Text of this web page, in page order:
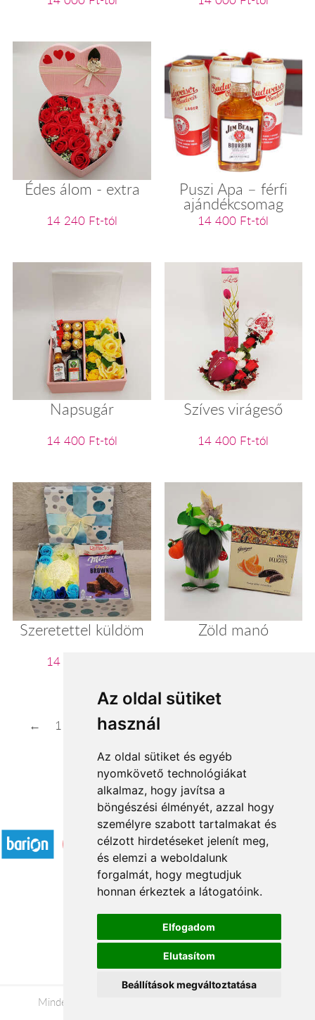
Az oldal sütiket
használ
Az oldal sütiket és egyéb
nyomkövető technológiákat
alkalmaz, hogy javítsa a
böngészési élményét, azzal hogy
személyre szabott tartalmakat és
célzott hirdetéseket jelenít meg,
és elemzi a weboldalunk
forgalmát, hogy megtudjuk
honnan érkeztek a látogatóink.
Elfogadom
Elutasítom
Beállítások megváltoztatása
Édes álom - extra
14 240 Ft-tól
Puszi Apa – férfi
ajándékcsomag
14 400 Ft-tól
Napsugár
14 400 Ft-tól
Szíves virágeső
14 400 Ft-tól
Szeretettel küldöm
14 640 Ft-tól
Zöld manó
← 1 3 4 5
Elfogadott fizetési módok
Á.SZ.F.
Impresszum
Adatkezelési tájékoztató
Minden jog fenntartva © 2026 |